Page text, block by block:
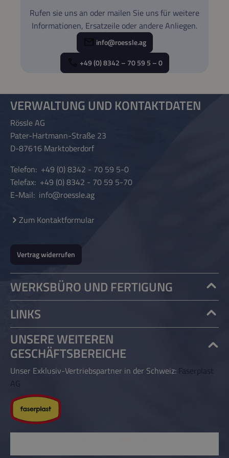
Verbindungsschlauch (1 m, ø 38 mm) und
Filterschwamm - Kompatibel mit dem
wir die Verwendung eines Vorabscheiders,
der diese eingesaugten Stoffe herausfiltert
und den Verschleiß am Sauger reduziert.
Der für die Teichschlammsauger der Rössle
AG konzipierte Vorabscheider ULTRA kann
dem Schwammfilter wird feiner Schmutz
ausgefiltert, der Einsatz des Lochgitters hält
Ästchen oder Fadenalgen zurück. Ganz
ohne Einsatz beschränkt sich der
Vorabscheider auf die reine
Schwerkraftfilterung bspw. für Steine und
Laub. Um den Transport zu erleichtern
empfehlen wir die Verwendung des
ULTRA.
Rufen sie uns an oder mailen Sie uns für weitere
Informationen, Ersatzeile oder andere Anliegen.
info@roessle.ag
+49 (0) 8342 – 70 59 5 – 0
VERWALTUNG UND KONTAKTDATEN
Rössle AG
Pater-Hartmann-Straße 23
D-87616 Marktoberdorf
Telefon: +49 (0) 8342 - 70 59 5-0
Telefax: +49 (0) 8342 - 70 59 5-70
E-Mail: info@roessle.ag
Zum Kontaktformular
Vertrag widerrufen
WERKSBÜRO UND FERTIGUNG
LINKS
UNSERE WEITEREN
GESCHÄFTSBEREICHE
Unser Exklusiv-Vertriebspartner in der Schweiz: Faserplast
AG